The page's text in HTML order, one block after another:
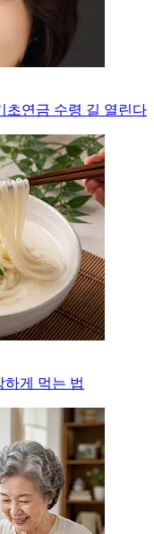
초연금 수령 길 열린다
하게 먹는 법